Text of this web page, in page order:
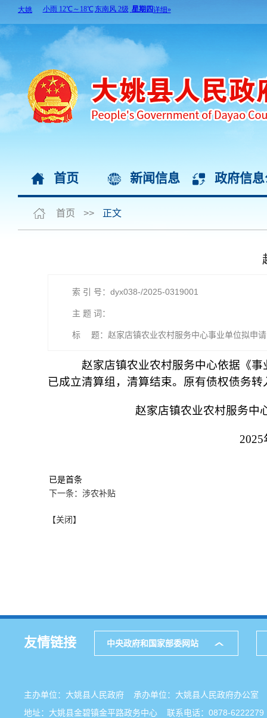
首页 新闻信息 政府信
首页 >> 正文
索 引 号：dyx038-/2025-0319001
主 题 词：
标 题：赵家店镇农业农村服务中心事业单位拟申请
赵家店镇农业农村服务中心依据《
已成立清算组，清算结束。原有债权债务转
赵家店镇农业农村服务中
2025
已是首条
下一条：涉农补贴
【关闭】
友情链接 中央政府和国家部委网站
主办单位：大姚县人民政府 承办单位：大姚县人民政府办公
地址：大姚县金碧镇金平路政务中心 联系电话：0878-6222279